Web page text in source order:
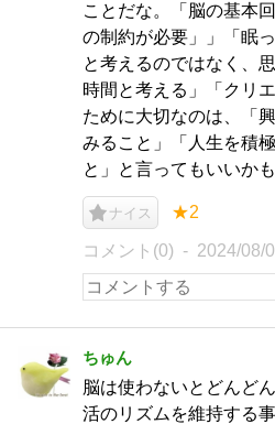
ことだな。「脳の基本
の制約が必要」」「眠
と考えるのではなく、
時間と考える」「クリ
ために大切なのは、「
みること」「人生を積
と」と言ってもいいか
ナイス ★2
コメント(0) 2024/08/
ちゅん
脳は使わないとどんど
活のリズムを維持する